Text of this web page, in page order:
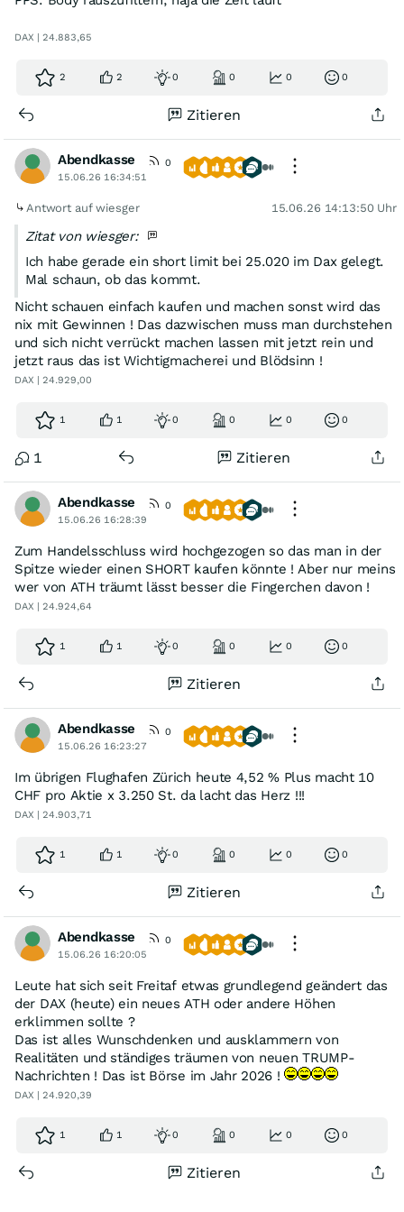
DAX | 24.883,65
2 2 0 0 0 0
Zitieren
Abendkasse
0
15.06.26 16:34:51
Antwort auf wiesger 15.06.26 14:13:50 Uhr
Zitat von wiesger:
Ich habe gerade ein short limit bei 25.020 im Dax gelegt.
Mal schaun, ob das kommt.
Nicht schauen einfach kaufen und machen sonst wird das
nix mit Gewinnen ! Das dazwischen muss man durchstehen
und sich nicht verrückt machen lassen mit jetzt rein und
jetzt raus das ist Wichtigmacherei und Blödsinn !
DAX | 24.929,00
1 1 0 0 0 0
1 Zitieren
Abendkasse
0
15.06.26 16:28:39
Zum Handelsschluss wird hochgezogen so das man in der
Spitze wieder einen SHORT kaufen könnte ! Aber nur meins
wer von ATH träumt lässt besser die Fingerchen davon !
DAX | 24.924,64
1 1 0 0 0 0
Zitieren
Abendkasse
0
15.06.26 16:23:27
Im übrigen Flughafen Zürich heute 4,52 % Plus macht 10
CHF pro Aktie x 3.250 St. da lacht das Herz !!!
DAX | 24.903,71
1 1 0 0 0 0
Zitieren
Abendkasse
0
15.06.26 16:20:05
Leute hat sich seit Freitaf etwas grundlegend geändert das
der DAX (heute) ein neues ATH oder andere Höhen
erklimmen sollte ?
Das ist alles Wunschdenken und ausklammern von
Realitäten und ständiges träumen von neuen TRUMP-
Nachrichten ! Das ist Börse im Jahr 2026 !
DAX | 24.920,39
1 1 0 0 0 0
Zitieren